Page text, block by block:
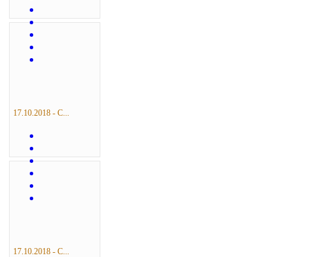
17.10.2018 - С...
17.10.2018 - С...